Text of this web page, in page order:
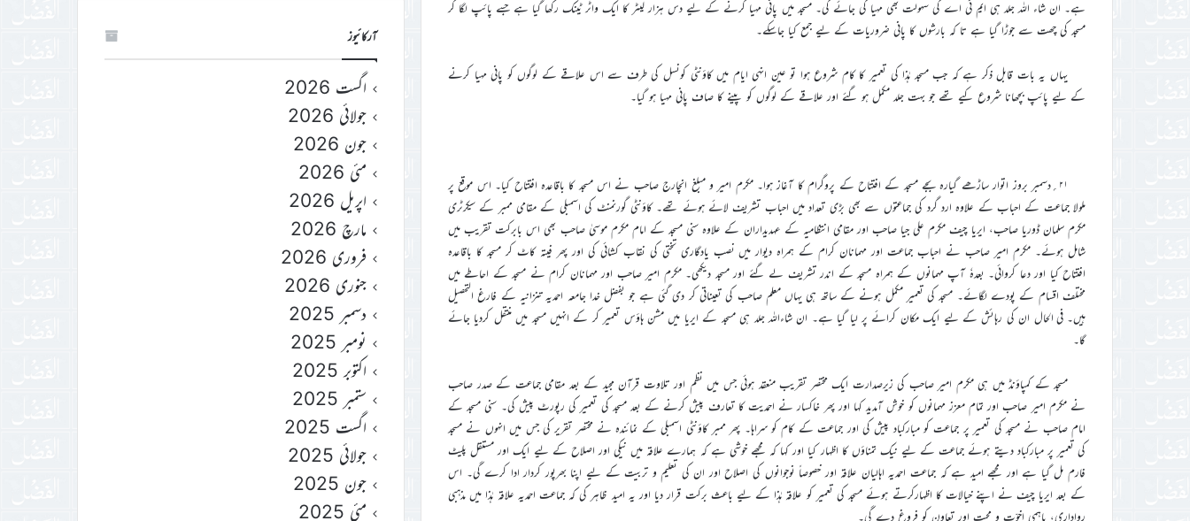
ہے۔ ان شاء اللہ جلد ہی ایم ٹی اے کی سہولت بھی مہیا کی جائے گی۔ مسجد میں پانی مہیا کرنے کے لیے دس ہزار لیٹر کا ایک واٹر ٹینک رکھا گیا ہے جسے پائپ لگا کر
مسجد کی چھت سے جوڑا گیا ہے تا کہ بارشوں کا پانی ضروریات کے لیے جمع کیا جاسکے۔
یہاں یہ بات قابل ذکر ہے کہ جب مسجد ہٰذا کی تعمیر کا کام شروع ہوا تو عین انہی ایام میں کاؤنٹی کونسل کی طرف سے اس علاقے کے لوگوں کو پانی مہیا کرنے
کے لیے پائپ بچھانا شروع کیے تھے جو بہت جلد مکمل ہو گئے اور علاقے کے لوگوں کو پینے کا صاف پانی مہیا ہو گیا۔
۲۱؍دسمبر بروز اتوار ساڑھے گیارہ بجے مسجد کے افتتاح کے پروگرام کا آغاز ہوا۔ مکرم امیر و مبلغ انچارج صاحب نے اس مسجد کا باقاعدہ افتتاح کیا۔ اس موقع پر
ملولا جماعت کے احباب کے علاوہ ارد گرد کی جماعتوں سے بھی بڑی تعداد میں احباب تشریف لائے ہوئے تھے۔ کاؤنٹی گورنمنٹ کی اسمبلی کے مقامی ممبر کے سیکرٹری
مکرم سلمان ڈوریا صاحب، ایریا چیف مکرم علی جیا صاحب اور مقامی انتظامیہ کے عہدیداران کے علاوہ سنی مسجد کے امام مکرم موسیٰ صاحب بھی اس بابرکت تقریب میں
شامل ہوئے۔ مکرم امیر صاحب نے احباب جماعت اور مہمانان کرام کے ہمراہ دیوار میں نصب یادگاری تختی کی نقاب کشائی کی اور پھر فیتہ کاٹ کر مسجد کا باقاعدہ
افتتاح کیا اور دعا کروائی۔ بعدہٗ آپ مہمانوں کے ہمراہ مسجد کے اندر تشریف لے گئے اور مسجد دیکھی۔ مکرم امیر صاحب اور مہمانان کرام نے مسجد کے احاطے میں
مختلف اقسام کے پودے لگائے۔ مسجد کی تعمیر مکمل ہونے کے ساتھ ہی یہاں معلم صاحب کی تعیناتی کر دی گئی ہے جو بفضل خدا جامعہ احمدیہ تنزانیہ کے فارغ التحصیل
ہیں۔ فی الحال ان کی رہائش کے لیے ایک مکان کرائے پر لیا گیا ہے۔ ان شاءاللہ جلد ہی مسجد کے ایریا میں مشن ہاؤس تعمیر کر کے انہیں مسجد میں منتقل کردیا جائے
گا۔
مسجد کے کمپاؤنڈ میں ہی مکرم امیر صاحب کی زیرصدارت ایک مختصر تقریب منعقد ہوئی جس میں نظم اور تلاوت قرآن مجید کے بعد مقامی جماعت کے صدر صاحب
نے مکرم امیر صاحب اور تمام معزز مہمانوں کو خوش آمدید کہا اور پھر خاکسار نے احمدیت کا تعارف پیش کرنے کے بعد مسجد کی تعمیر کی رپورٹ پیش کی۔ سنی مسجد کے
امام صاحب نے مسجد کی تعمیر پر جماعت کو مبارکباد پیش کی اور جماعت کے کام کو سراہا۔ پھر ممبر کاؤنٹی اسمبلی کے نمائندہ نے مختصر تقریر کی جس میں انہوں نے مسجد
کی تعمیر پر مبارکباد دیتے ہوئے جماعت کے لیے نیک تمناؤں کا اظہار کیا اور کہا کہ مجھے خوشی ہے کہ ہمارے علاقہ میں نیکی اور اصلاح کے لیے ایک اور مستقل پلیٹ
فارم مل گیا ہے اور مجھے امید ہے کہ جماعت احمدیہ اہالیان علاقہ اور خصوصاً نوجوانوں کی اصلاح اور ان کی تعلیم و تربیت کے لیے اپنا بھرپور کردار ادا کرے گی۔ اس
کے بعد ایریا چیف نے اپنے خیالات کا اظہارکرتے ہوئے مسجد کی تعمیر کو علاقہ ہٰذا کے لیے باعث برکت قرار دیا اور یہ امید ظاہر کی کہ جماعت احمدیہ علاقہ ہٰذا میں مذہبی
رواداری، باہمی اخوّت و محبت اور تعاون کو فروغ دے گی۔
آرکائیوز
اگست 2026
جولائی 2026
جون 2026
مئی 2026
اپریل 2026
مارچ 2026
فروری 2026
جنوری 2026
دسمبر 2025
نومبر 2025
اکتوبر 2025
ستمبر 2025
اگست 2025
جولائی 2025
جون 2025
مئی 2025